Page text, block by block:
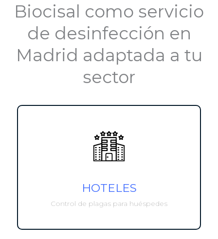
Biocisal como servicio
de desinfección en
Madrid adaptada a tu
sector
HOTELES
Control de plagas para huéspedes